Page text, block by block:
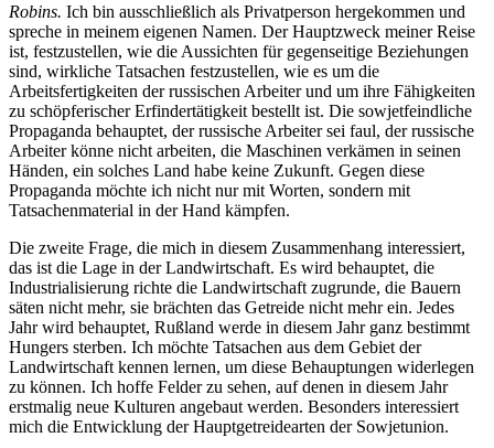
Robins. Ich bin ausschließlich als Privatperson hergekommen und
spreche in meinem eigenen Namen. Der Hauptzweck meiner Reise
ist, festzustellen, wie die Aussichten für gegenseitige Beziehungen
sind, wirkliche Tatsachen festzustellen, wie es um die
Arbeitsfertigkeiten der russischen Arbeiter und um ihre Fähigkeiten
zu schöpferischer Erfindertätigkeit bestellt ist. Die sowjetfeindliche
Propaganda behauptet, der russische Arbeiter sei faul, der russische
Arbeiter könne nicht arbeiten, die Maschinen verkämen in seinen
Händen, ein solches Land habe keine Zukunft. Gegen diese
Propaganda möchte ich nicht nur mit Worten, sondern mit
Tatsachenmaterial in der Hand kämpfen.
Die zweite Frage, die mich in diesem Zusammenhang interessiert,
das ist die Lage in der Landwirtschaft. Es wird behauptet, die
Industrialisierung richte die Landwirtschaft zugrunde, die Bauern
säten nicht mehr, sie brächten das Getreide nicht mehr ein. Jedes
Jahr wird behauptet, Rußland werde in diesem Jahr ganz bestimmt
Hungers sterben. Ich möchte Tatsachen aus dem Gebiet der
Landwirtschaft kennen lernen, um diese Behauptungen widerlegen
zu können. Ich hoffe Felder zu sehen, auf denen in diesem Jahr
erstmalig neue Kulturen angebaut werden. Besonders interessiert
mich die Entwicklung der Hauptgetreidearten der Sowjetunion.